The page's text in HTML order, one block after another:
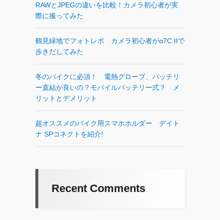
RAWとJPEGの違いを比較！カメラ初心者が実
際に撮ってみた
鶴見緑地でフォトレポ カメラ初心者がα7C IIで
歩きだしてみた
冬のバイクに必須！ 電熱グローブ、バッテリ
ー直結が良いの？モバイルバッテリー式？ メ
リットとデメリット
超オススメのバイク用スマホホルダー デイト
ナ SPコネクトを紹介!
Recent Comments